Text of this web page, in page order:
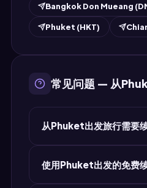
Bangkok Don Mueang
Phuket (HKT)
常见问题 — 从
从Phuket出发旅行需要
公司和边检人员可能要求
您已确认离境航班的文件
使用Phuket出发的免费